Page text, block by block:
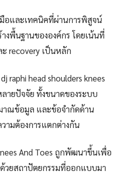
อและเทคนิคที่ผ่านการพิสูจน์
งพื้นฐานขององค์กร โดยเน้นที่
recovery เป็นหลัก
raphi head shoulders knees
ลายปัจจัย ทั้งขนาดของระบบ
าณข้อมูล และข้อจำกัดด้าน
ามต้องการแตกต่างกัน
And Toes ถูกพัฒนาขึ้นเพื่อ
วยสถาปัตยกรรมที่ออกแบบมา